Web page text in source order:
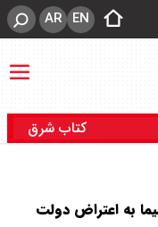
EN
AR
کتاب شرق
به اعتراض دولت